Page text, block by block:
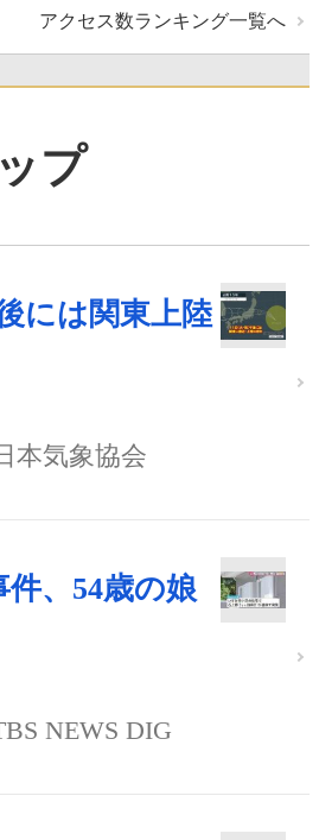
アクセス数ランキング一覧へ
プ
には関東上陸
本気象協会
、54歳の娘
NEWS DIG